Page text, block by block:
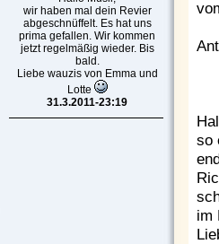
wir haben mal dein Revier
abgeschnüffelt. Es hat uns
prima gefallen. Wir kommen
jetzt regelmäßig wieder. Bis
bald.
Liebe wauzis von Emma und
Lotte
31.3.2011-23:19
so
im